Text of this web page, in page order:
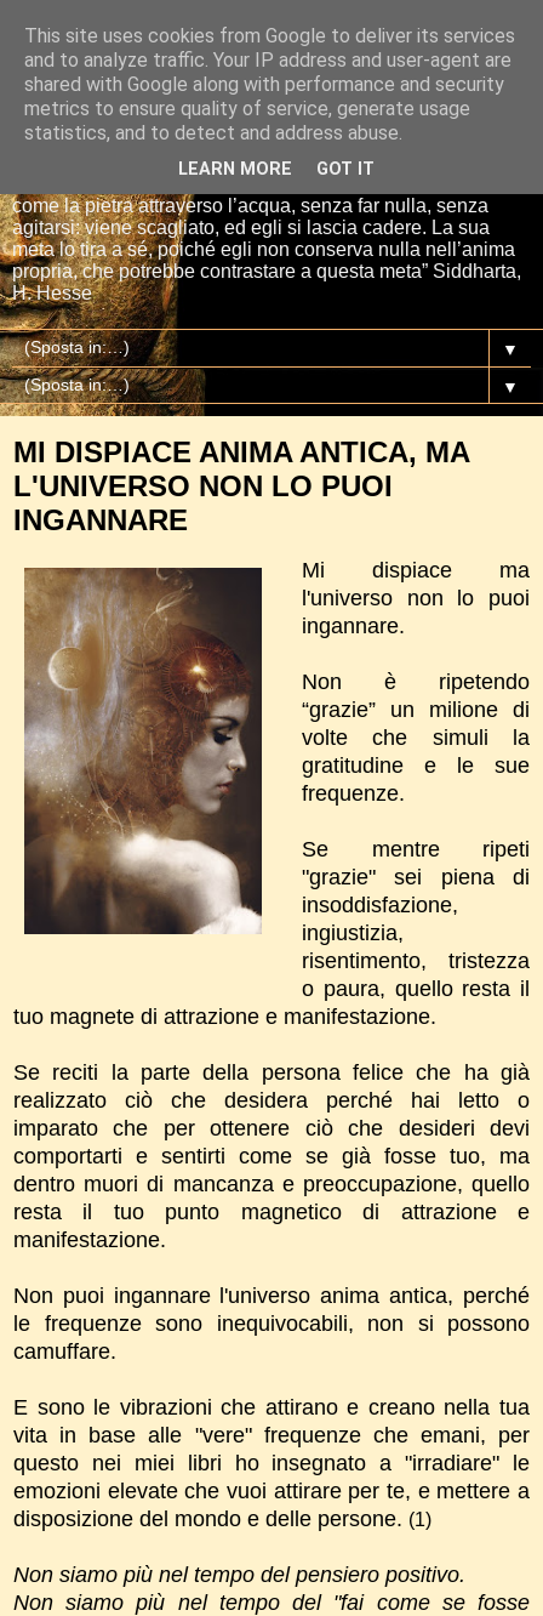
Io sono il mio Buddha
“Se tu getti una pietra nell’acqua, essa si affretta per la via
più breve fino al fondo. E così è Siddharta, quando ha una
meta, un proposito. Siddharta non fa nulla. Siddharta pensa,
come la pietra attraverso l’acqua, senza far nulla, senza
agitarsi: viene scagliato, ed egli si lascia cadere. La sua
meta lo tira a sé, poiché egli non conserva nulla nell’anima
propria, che potrebbe contrastare a questa meta” Siddharta,
H. Hesse
▼
▼
MI DISPIACE ANIMA ANTICA, MA
L'UNIVERSO NON LO PUOI
INGANNARE
Mi dispiace ma
l'universo non lo puoi
ingannare.
Non è ripetendo
“grazie” un milione di
volte che simuli la
gratitudine e le sue
frequenze.
Se mentre ripeti
"grazie" sei piena di
insoddisfazione,
ingiustizia,
risentimento, tristezza
o paura, quello resta il
tuo magnete di attrazione e manifestazione.
Se reciti la parte della persona felice che ha già
realizzato ciò che desidera perché hai letto o
imparato che per ottenere ciò che desideri devi
comportarti e sentirti come se già fosse tuo, ma
dentro muori di mancanza e preoccupazione, quello
resta il tuo punto magnetico di attrazione e
manifestazione.
Non puoi ingannare l'universo anima antica, perché
le frequenze sono inequivocabili, non si possono
camuffare.
E sono le vibrazioni che attirano e creano nella tua
vita in base alle "vere" frequenze che emani, per
questo nei miei libri ho insegnato a "irradiare" le
emozioni elevate che vuoi attirare per te, e mettere a
disposizione del mondo e delle persone. (1)
Non siamo più nel tempo del pensiero positivo.
Non siamo più nel tempo del "fai come se fosse
This site uses cookies from Google to deliver its services
and to analyze traffic. Your IP address and user-agent are
shared with Google along with performance and security
metrics to ensure quality of service, generate usage
statistics, and to detect and address abuse.
LEARN MORE GOT IT